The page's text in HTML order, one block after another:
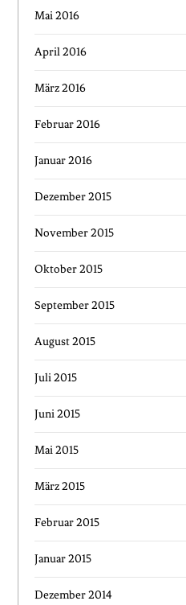
Mai 2016
April 2016
März 2016
Februar 2016
Januar 2016
Dezember 2015
November 2015
Oktober 2015
September 2015
August 2015
Juli 2015
Juni 2015
Mai 2015
März 2015
Februar 2015
Januar 2015
Dezember 2014